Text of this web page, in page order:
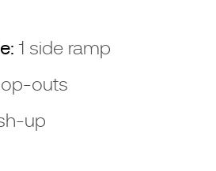
1 side ramp
outs
up